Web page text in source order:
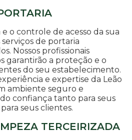
o controle de acesso da sua
de portaria
Nossos profissionais
garantirão a proteção e o
do seu estabelecimento.
e expertise da Leão
ambiente seguro e
confiança tanto para seus
seus clientes.
TERCEIRIZADA